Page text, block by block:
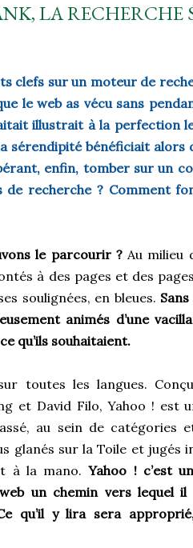
LA RECHERCHE
clefs sur un moteur de
le web as vécu sans
illustrait à la perfection
sérendipité bénéficiait alors
enfin, tomber sur un
recherche ? Comment
le parcourir ?Au milieu
à des pages et des
soulignées, en bleues.
animés d’une
qu’ils souhaitaient.
toutes les langues.
et David Filo, Yahoo ! est
au sein de catégories
glanés sur la Toile et jugés
à la mano.Yahoo ! c’est
un chemin vers lequel il
qu’il y lira sera